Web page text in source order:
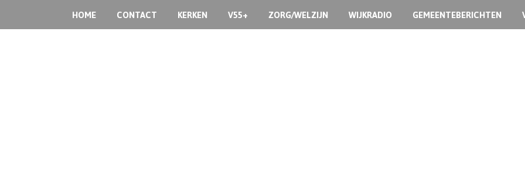
HOME CONTACT KERKEN V55+ ZORG/WELZIJN WIJKRADIO GEMEENTEBERICHTEN